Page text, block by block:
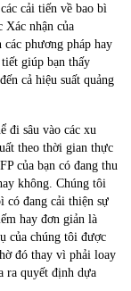
cải tiến về bao bì
nhận của
phương pháp hay
giúp bạn thấy
cả hiệu suất quảng
đi sâu vào các xu
theo thời gian thực
của bạn có đang thu
không. Chúng tôi
có đang cải thiện sự
hay đơn giản là
của chúng tôi được
đó thay vì phải loay
ra quyết định dựa